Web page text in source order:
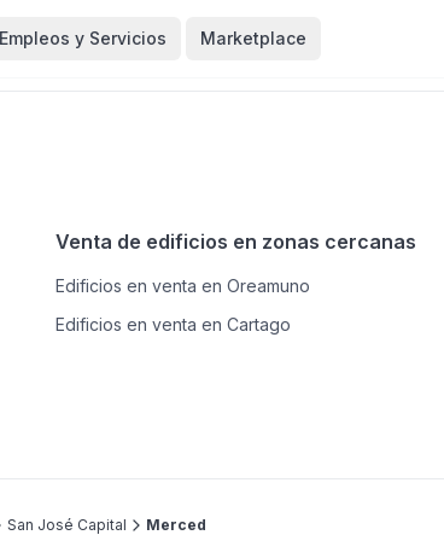
Empleos y Servicios Marketplace
Venta de edificios en zonas cercanas
Edificios en venta en Oreamuno
Edificios en venta en Cartago
San José Capital Merced